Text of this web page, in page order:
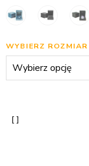
WYBIERZ ROZMIAR